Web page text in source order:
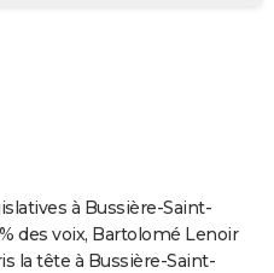
à Bussière-Saint-
des voix, Bartolomé Lenoir
la tête à Bussière-Saint-